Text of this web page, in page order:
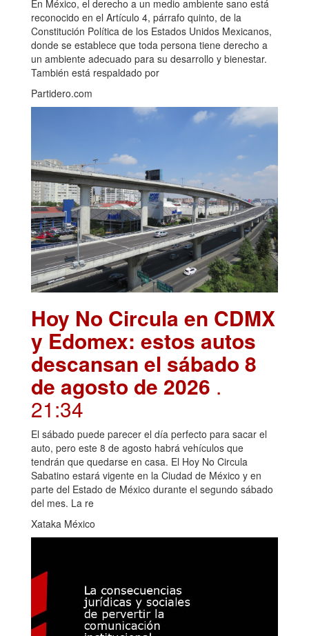
En México, el derecho a un medio ambiente sano está
reconocido en el Artículo 4, párrafo quinto, de la
Constitución Política de los Estados Unidos Mexicanos,
donde se establece que toda persona tiene derecho a
un ambiente adecuado para su desarrollo y bienestar.
También está respaldado por
Partidero.com
Hoy No Circula en CDMX
y Edomex: estos autos
descansan el sábado 8
de agosto de 2026 .
21:34
El sábado puede parecer el día perfecto para sacar el
auto, pero este 8 de agosto habrá vehículos que
tendrán que quedarse en casa. El Hoy No Circula
Sabatino estará vigente en la Ciudad de México y en
parte del Estado de México durante el segundo sábado
del mes. La re
Xataka México